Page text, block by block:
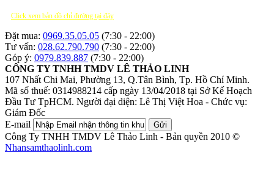
Click xem bản đồ chỉ đường tại đây
Đặt mua: 0969.35.05.05 (7:30 - 22:00)
Tư vấn: 028.62.790.790 (7:30 - 22:00)
Góp ý: 0979.839.887 (7:30 - 22:00)
CÔNG TY TNHH TMDV LÊ THẢO LINH
107 Nhất Chi Mai, Phường 13, Q.Tân Bình, Tp. Hồ Chí Minh.
Mã số thuế: 0314988214 cấp ngày 13/04/2018 tại Sở Kế Hoạch
Đầu Tư TpHCM. Người đại diện: Lê Thị Việt Hoa - Chức vụ:
Giám Đốc
E-mail
Gửi
Công Ty TNHH TMDV Lê Thảo Linh - Bản quyền 2010 ©
Nhansamthaolinh.com